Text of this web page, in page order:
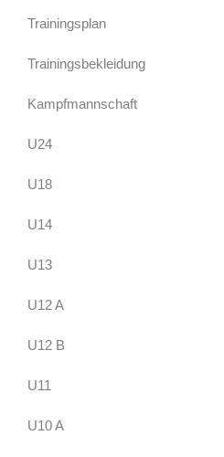
Trainingsplan
Trainingsbekleidung
Kampfmannschaft
U24
U18
U14
U13
U12 A
U12 B
U11
U10 A